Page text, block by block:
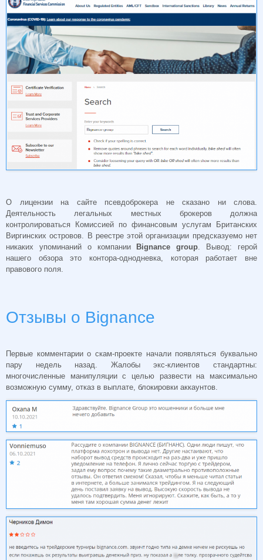
О лицензии на сайте псевдоброкера не сказано ни слова.
Деятельность легальных местных брокеров должна
контролироваться Комиссией по финансовым услугам Британских
Виргинских островов. В реестре этой организации предсказуемо нет
никаких упоминаний о компании
Bignance group . Вывод: герой
нашего обзора это контора-однодневка, которая работает вне
правового поля.
Отзывы о Bignance
Первые комментарии о скам-проекте начали появляться буквально
пару недель назад. Жалобы экс-клиентов стандартны:
многочисленные манипуляции с целью развести на максимально
возможную сумму, отказ в выплате, блокировки аккаунтов.